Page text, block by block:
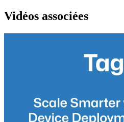
Vidéos associées